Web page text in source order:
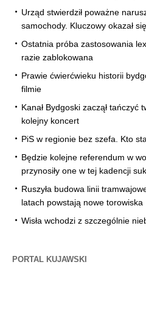
Urząd stwierdził poważne
samochody. Kluczowy okazał
Ostatnia próba zastosowania
razie zablokowana
Prawie ćwierćwieku historii
filmie
Kanał Bydgoski zaczął tańczyć
kolejny koncert
PiS w regionie bez szefa. Kto
Będzie kolejne referendum w
przynosiły one w tej kadencji
Ruszyła budowa linii
latach powstają nowe torowiska
Wisła wchodzi z szczególnie
PORTAL KUJAWSKI